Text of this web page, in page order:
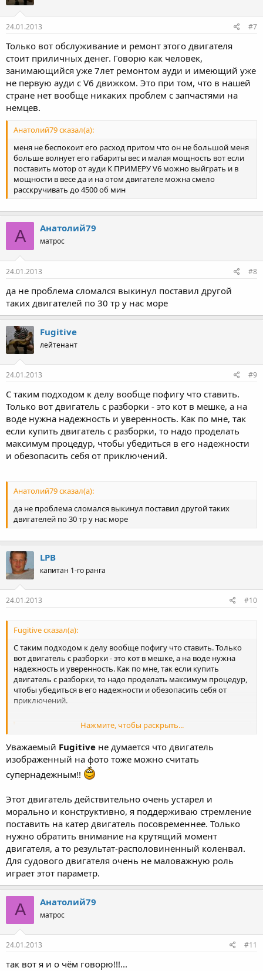
24.01.2013 #7
Только вот обслуживание и ремонт этого двигателя
стоит приличных денег. Говорю как человек,
занимающийся уже 7лет ремонтом ауди и имеющий уже
не первую ауди с V6 движком. Это при том, что в нашей
стране нет вообще никаких проблем с запчастями на
немцев.
Анатолий79 сказал(а):
меня не беспокоит его расход притом что он не большой меня
больше волнует его габариты вес и малая мощность вот если
поставить мотор от ауди К ПРИМЕРУ V6 можно выйграть и в
мощности в весе да и на отом двигателе можна смело
расскручивать до 4500 об мин
А Анатолий79
матрос
24.01.2013 #8
да не проблема сломался выкинул поставил другой
таких двигателей по 30 тр у нас море
Fugitive
лейтенант
24.01.2013 #9
C таким подходом к делу вообще пофигу что ставить.
Только вот двигатель с разборки - это кот в мешке, а на
воде нужна надежность и уверенность. Как по мне, так
если купить двигатель с разборки, то надо проделать
максимум процедур, чтобы убедиться в его надежности
и обезопасить себя от приключений.
Анатолий79 сказал(а):
да не проблема сломался выкинул поставил другой таких
двигателей по 30 тр у нас море
LPB
капитан 1-го ранга
24.01.2013 #10
Fugitive сказал(а):
C таким подходом к делу вообще пофигу что ставить. Только
вот двигатель с разборки - это кот в мешке, а на воде нужна
надежность и уверенность. Как по мне, так если купить
двигатель с разборки, то надо проделать максимум процедур,
чтобы убедиться в его надежности и обезопасить себя от
приключений.
Анатолий79 сказал(а):
да не проблема сломался выкинул поставил другой таких
двигателей по 30 тр у нас море
Нажмите, чтобы раскрыть...
Нажмите, чтобы раскрыть...
Уважаемый Fugitive не думается что двигатель
изображенный на фото тоже можно считать
супернадежным!!
Этот двигатель действительно очень устарел и
морально и конструктивно, я поддерживаю стремление
поставить на катер двигатель посовременнее. Только
нужно обратить внимание на крутящий момент
двигателя, а то результат-располовиненный коленвал.
Для судового двигателя очень не маловажную роль
играет этот параметр.
А Анатолий79
матрос
24.01.2013 #11
так вот я и о чём говорю!!!...